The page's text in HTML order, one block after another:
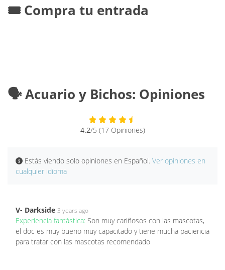
🎟️ Compra tu entrada
🗣️ Acuario y Bichos: Opiniones
4.2/5 (17 Opiniones)
Estás viendo solo opiniones en Español. Ver opiniones en
cualquier idioma
V- Darkside 3 years ago
Experiencia fantástica: Son muy cariñosos con las mascotas,
el doc es muy bueno muy capacitado y tiene mucha paciencia
para tratar con las mascotas recomendado